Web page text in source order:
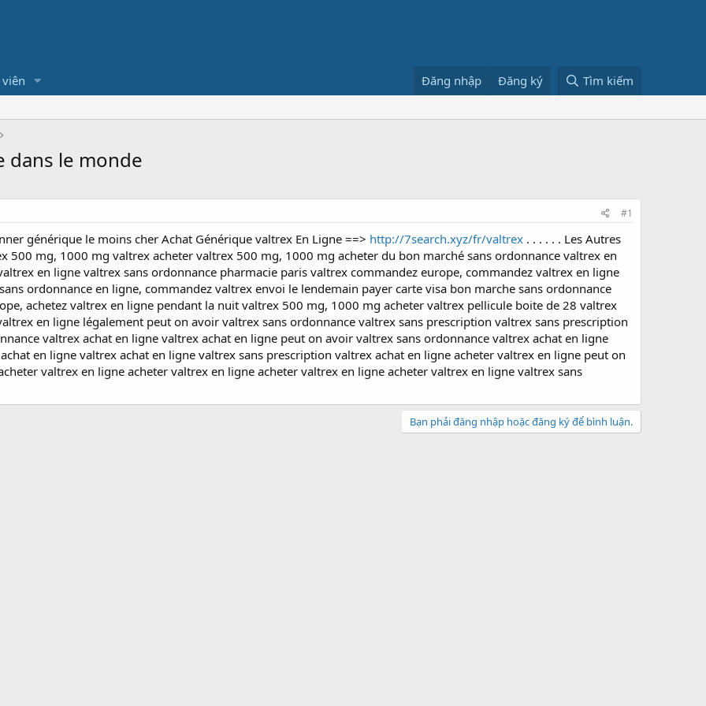
Đăng nhập Đăng ký Tìm kiếm
dans le monde
#1
générique le moins cher Achat Générique valtrex En Ligne ==> http://7search.xyz/fr/valtrex . . . . . . Les Autres
500 mg, 1000 mg valtrex acheter valtrex 500 mg, 1000 mg acheter du bon marché sans ordonnance valtrex en
en ligne valtrex sans ordonnance pharmacie paris valtrex commandez europe, commandez valtrex en ligne
ordonnance en ligne, commandez valtrex envoi le lendemain payer carte visa bon marche sans ordonnance
achetez valtrex en ligne pendant la nuit valtrex 500 mg, 1000 mg acheter valtrex pellicule boite de 28 valtrex
en ligne légalement peut on avoir valtrex sans ordonnance valtrex sans prescription valtrex sans prescription
valtrex achat en ligne valtrex achat en ligne peut on avoir valtrex sans ordonnance valtrex achat en ligne
en ligne valtrex achat en ligne valtrex sans prescription valtrex achat en ligne acheter valtrex en ligne peut on
valtrex en ligne acheter valtrex en ligne acheter valtrex en ligne acheter valtrex en ligne valtrex sans
Bạn phải đăng nhập hoặc đăng ký để bình luận.